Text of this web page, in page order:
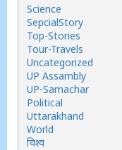
Science
SepcialStory
Top-Stories
Tour-Travels
Uncategorized
UP Assambly
UP-Samachar
Political
Uttarakhand
World
विश्व